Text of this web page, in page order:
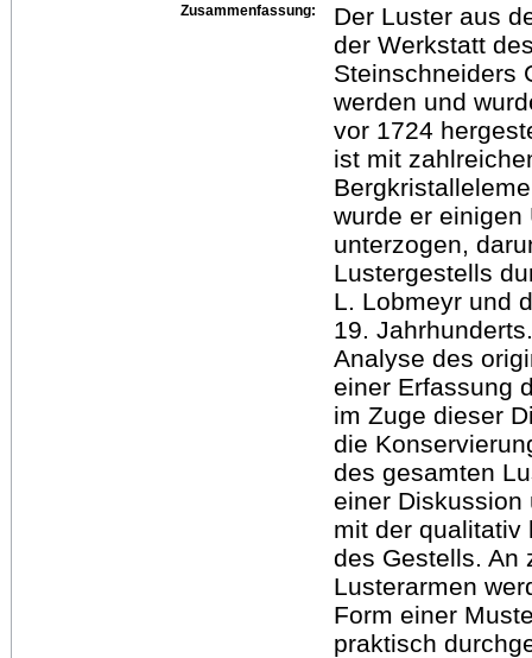
Zusammenfassung:
Der Luster aus
der Werkstatt
Steinschneiders
werden und
vor 1724
ist mit
wurde er einigen
unterzogen,
Lustergestells
L. Lobmeyr und
19.
Analyse des
einer Erfassung
im Zuge dieser
die
des gesamten
einer Diskussion
mit der qualitativ
des Gestells. An
Lusterarmen
Form einer
praktisch